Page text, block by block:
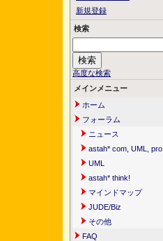
新規登録
検索
高度な検索
メインメニュー
ホーム
フォーラム
ニュース
astah* com, UML, pro
UML
astah* think!
マインドマップ
JUDE/Biz
その他
FAQ